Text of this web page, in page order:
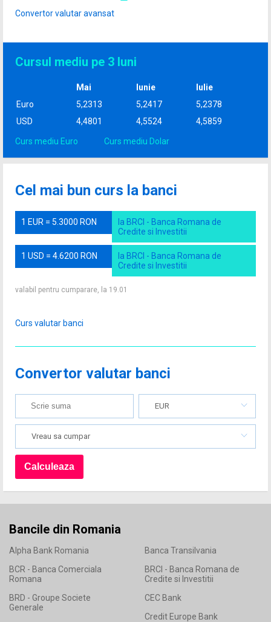
Convertor valutar avansat
Cursul mediu pe 3 luni
Mai Iunie
Iulie
Euro
5,2313 5,2417
5,2378
USD
4,4801 4,5524 4,5859
Curs mediu Euro Curs mediu Dolar
Cel mai bun curs la banci
1 EUR = 5.3000 RON
la BRCI - Banca Romana de
Credite si Investitii
1 USD = 4.6200 RON
la BRCI - Banca Romana de
Credite si Investitii
valabil pentru cumparare, la 19.01
Curs valutar banci
Convertor valutar banci
EUR
Vreau sa cumpar
Bancile din Romania
Alpha Bank Romania
Banca Transilvania
BCR - Banca Comerciala
Romana
BRCI - Banca Romana de
Credite si Investitii
BRD - Groupe Societe
Generale
CEC Bank
Credit Europe Bank